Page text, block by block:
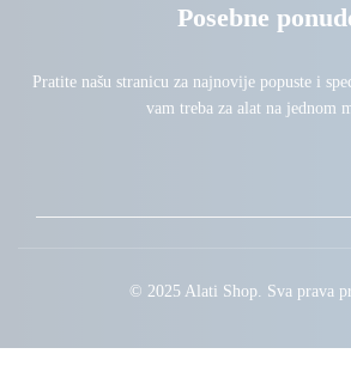
Posebne
Pratite našu stranicu za najnovije popuste i
vam treba za alat na jednom
© 2025 Alati Shop. Sva prava